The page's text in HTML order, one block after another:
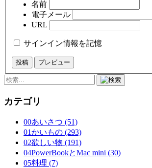
名前
電子メール
URL
サインイン情報を記憶
カテゴリ
00あいさつ (51)
01かいもの (293)
02欲しい物 (191)
04PowerBookとMac mini (30)
05料理 (7)